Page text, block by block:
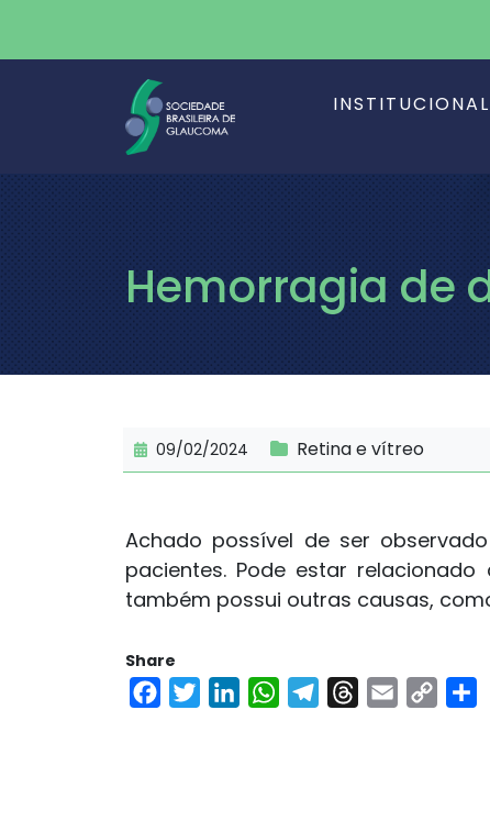
INSTITUCIONAL
Hemorragia de
09/02/2024 Retina e vítreo
Achado possível de ser
pacientes. Pode estar
também possui outras causas,
Share
FacebookTwitterLinkedInWhatsAppTelegramThreads
Email
Copy